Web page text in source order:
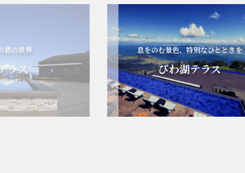
息をのむ景色、特別なひとときを
びわ湖テラス